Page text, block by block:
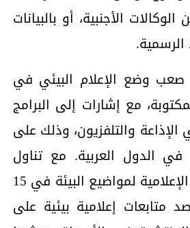
الأجنبية، أو بالبيانات
صعب وضع الإعلام البيئي في
مع إشارات إلى البرامج
والتلفزيون، وذلك على
الدول العربية. مع تناول
موضوعي للمقاربة الإعلامية لمواضيع البيئة في 15
متابعات إعلامية بيئية على